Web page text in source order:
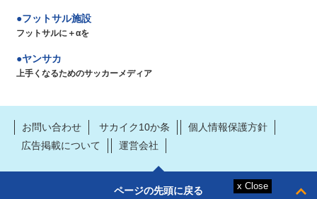
フットサル施設
フットサルに＋αを
ヤンサカ
上手くなるためのサッカーメディア
お問い合わせ サカイク10か条
個人情報保護方針
広告掲載について
運営会社
ページの先頭に戻る